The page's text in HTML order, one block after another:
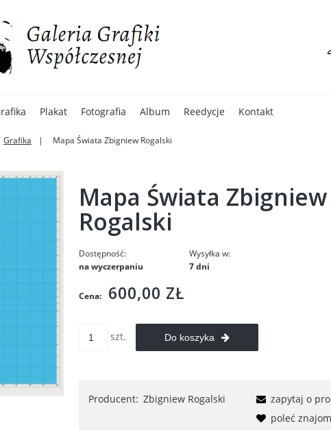
Plakat Fotografia Album Reedycje Kontakt
Grafika Mapa Świata Zbigniew Rogalski
Mapa Świata Zbigniew
Rogalski
Dostępność:
na wyczerpaniu
Wysyłka w:
7 dni
Cena: 600,00 ZŁ
szt. Do koszyka
Producent: Zbigniew Rogalski
zapytaj o
poleć